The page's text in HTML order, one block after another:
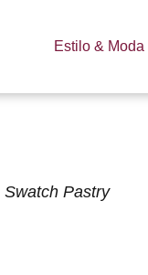
Estilo & Moda
Swatch Pastry